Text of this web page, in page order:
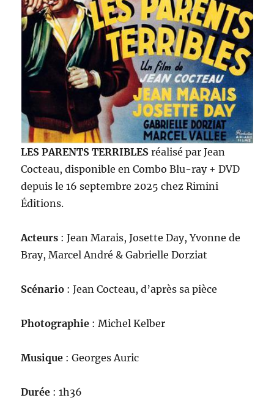
LES PARENTS TERRIBLESréalisé par Jean
Cocteau, disponible en Combo Blu-ray + DVD
depuis le 16 septembre 2025 chez Rimini
Éditions.
Acteurs : Jean Marais, Josette Day, Yvonne de
Bray, Marcel André & Gabrielle Dorziat
Scénario : Jean Cocteau, d’après sa pièce
Photographie : Michel Kelber
Musique : Georges Auric
Durée : 1h36